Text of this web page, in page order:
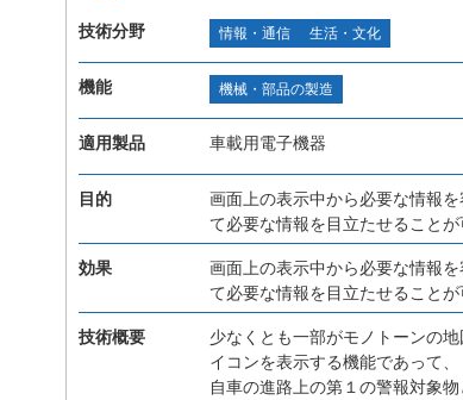
技術分野 情報・通信 生活・文化
機能 機械・部品の製造
適用製品 車載用電子機器
目的
画面上の表示中から必要な情報
て必要な情報を目立たせること
効果
画面上の表示中から必要な情報
て必要な情報を目立たせることが
技術概要
少なくとも一部がモノトーンの
イコンを表示する機能であって、
自車の進路上の第１の警報対象